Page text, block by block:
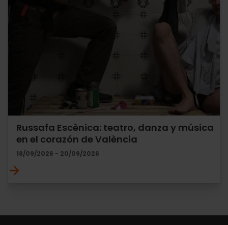
Russafa Escènica: teatro, danza y música
en el corazón de València
18/09/2026 - 20/09/2026